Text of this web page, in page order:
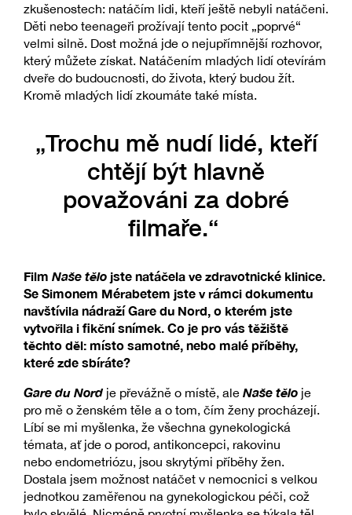
zkušenostech: natáčím lidi, kteří ještě nebyli natáčeni.
Děti nebo teenageři prožívají tento pocit „poprvé“
velmi silně. Dost možná jde o nejupřímnější rozhovor,
který můžete získat. Natáčením mladých lidí otevírám
dveře do budoucnosti, do života, který budou žít.
Kromě mladých lidí zkoumáte také místa.
„Trochu mě nudí lidé, kteří
chtějí být hlavně
považováni za dobré
filmaře.“
Film Naše tělo jste natáčela ve zdravotnické klinice.
Se Simonem Mérabetem jste v rámci dokumentu
navštívila nádraží Gare du Nord, o kterém jste
vytvořila i fikční snímek. Co je pro vás těžiště
těchto děl: místo samotné, nebo malé příběhy,
které zde sbíráte?
Gare du Nord je převážně o místě, ale Naše tělo je
pro mě o ženském těle a o tom, čím ženy procházejí.
Líbí se mi myšlenka, že všechna gynekologická
témata, ať jde o porod, antikoncepci, rakovinu
nebo endometriózu, jsou skrytými příběhy žen.
Dostala jsem možnost natáčet v nemocnici s velkou
jednotkou zaměřenou na gynekologickou péči, což